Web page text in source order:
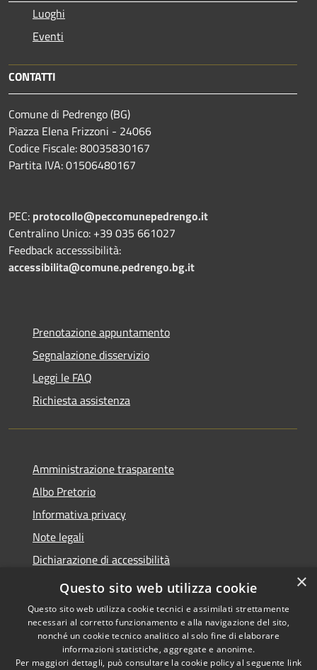
Luoghi
Eventi
CONTATTI
Comune di Pedrengo (BG)
Piazza Elena Frizzoni - 24066
Codice Fiscale: 80035830167
Partita IVA: 01506480167
PEC: protocollo@peccomunepedrengo.it
Centralino Unico: +39 035 661027
Feedback accesssibilità:
accessibilita@comune.pedrengo.bg.it
Prenotazione appuntamento
Segnalazione disservizio
Leggi le FAQ
Richiesta assistenza
Amministrazione trasparente
Albo Pretorio
Informativa privacy
Note legali
Dichiarazione di accessibilità
Area riservata dipendenti
Copyright © 2026 • Comune di
×
Questo sito web utilizza cookie
Questo sito web utilizza cookie tecnici e assimilati strettamente
necessari al corretto funzionamento e alla navigazione del sito,
nonché un cookie tecnico analitico al solo fine di elaborare
informazioni statistiche, aggregate e anonime.
Per maggiori dettagli, può consultare la cookie policy al seguente link